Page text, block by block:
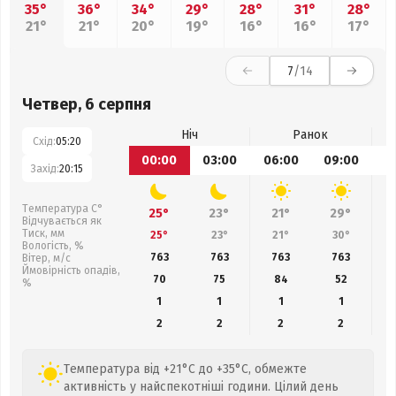
35°
21°
36°
21°
34°
20°
29°
19°
28°
16°
31°
16°
28°
17°
7/14
Четвер, 6 серпня
Схід:05:20
Захід:20:15
Температура С°
Відчувається як
Тиск, мм
Вологість, %
Вітер, м/с
Ймовірність опадів,
%
Ніч
Ранок
00:00
03:00 06:00 09:00
25° 23° 21° 29°
25° 23° 21° 30°
763
763 763 763
70
75 84 52
1
1 1
1
2
2 2 2
Температура від +21°C до +35°C, обмежте
активність у найспекотніші години. Цілий день